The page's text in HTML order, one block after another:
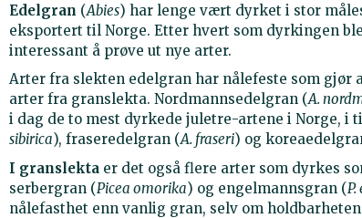
Edelgran (Abies) har lenge vært dyrket i stor
eksportert til Norge. Etter hvert som dyrkingen
interessant å prøve ut nye arter.
Arter fra slekten edelgran har nålefeste som gjør
arter fra granslekta. Nordmannsedelgran (A.
i dag de to mest dyrkede juletre-artene i Norge,
sibirica), fraseredelgran (A. fraseri) og
I granslekta er det også flere arter som dyrkes
serbergran (Picea omorika) og engelmannsgran (
nålefasthet enn vanlig gran, selv om